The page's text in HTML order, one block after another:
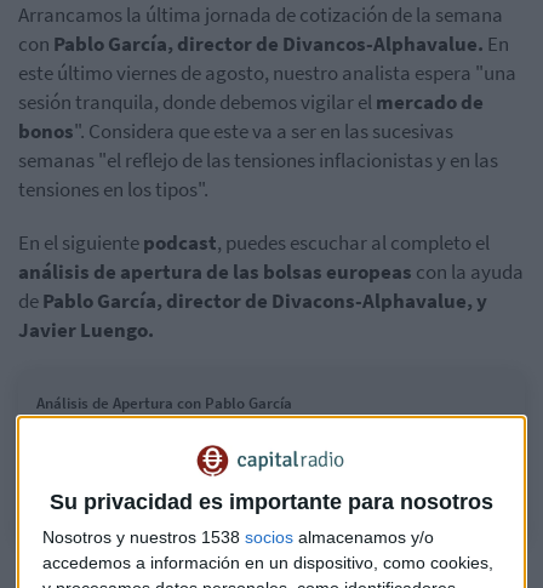
Su privacidad es importante para nosotros
Nosotros y nuestros 1538 socios almacenamos y/o
accedemos a información en un dispositivo, como cookies,
Arrancamos la última jornada de cotización de la semana
con Pablo García, director de Divancos-Alphavalue. En
este último viernes de agosto, nuestro analista espera "una
sesión tranquila, donde debemos vigilar elmercado de
bonos". Considera que este va a ser en las sucesivas
semanas "el reflejo de las tensiones inflacionistas y en las
tensiones en los tipos".
En el siguientepodcast, puedes escuchar al completo el
análisis de apertura de las bolsas europeas con la ayuda
dePablo García, director de Divacons-Alphavalue, y
Javier Luengo.
Análisis de Apertura con Pablo García
director de Divacons-Alphavalue.
Carácter "amarrategui"